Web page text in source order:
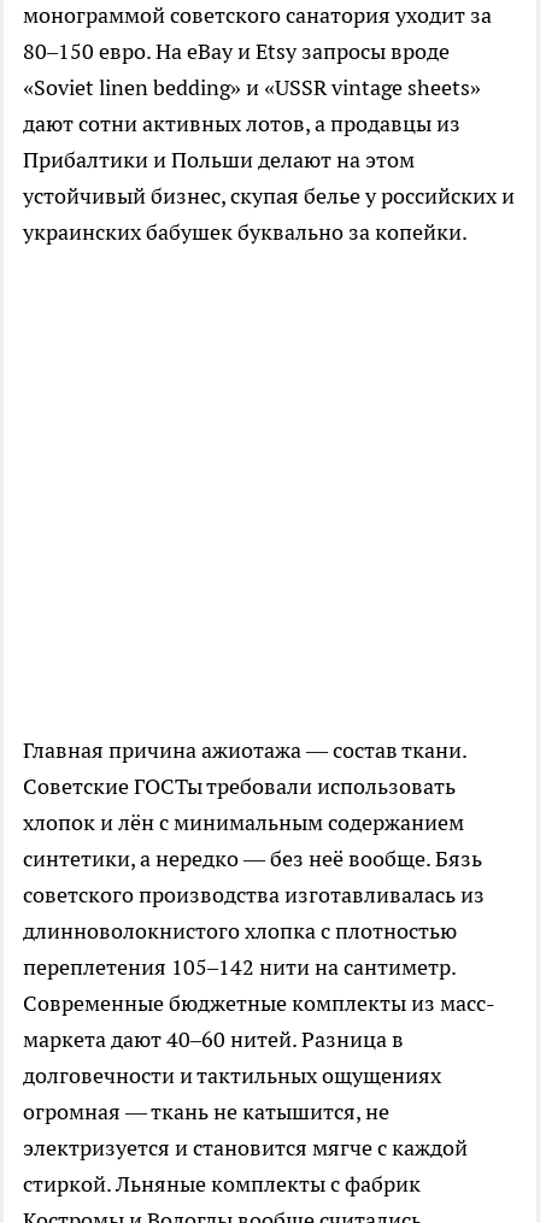
монограммой советского санатория уходит за
80–150 евро. На eBay и Etsy запросы вроде
«Soviet linen bedding» и «USSR vintage sheets»
дают сотни активных лотов, а продавцы из
Прибалтики и Польши делают на этом
устойчивый бизнес, скупая белье у российских и
украинских бабушек буквально за копейки.
Главная причина ажиотажа — состав ткани.
Советские ГОСТы требовали использовать
хлопок и лён с минимальным содержанием
синтетики, а нередко — без неё вообще. Бязь
советского производства изготавливалась из
длинноволокнистого хлопка с плотностью
переплетения 105–142 нити на сантиметр.
Современные бюджетные комплекты из масс-
маркета дают 40–60 нитей. Разница в
долговечности и тактильных ощущениях
огромная — ткань не катышится, не
электризуется и становится мягче с каждой
стиркой. Льняные комплекты с фабрик